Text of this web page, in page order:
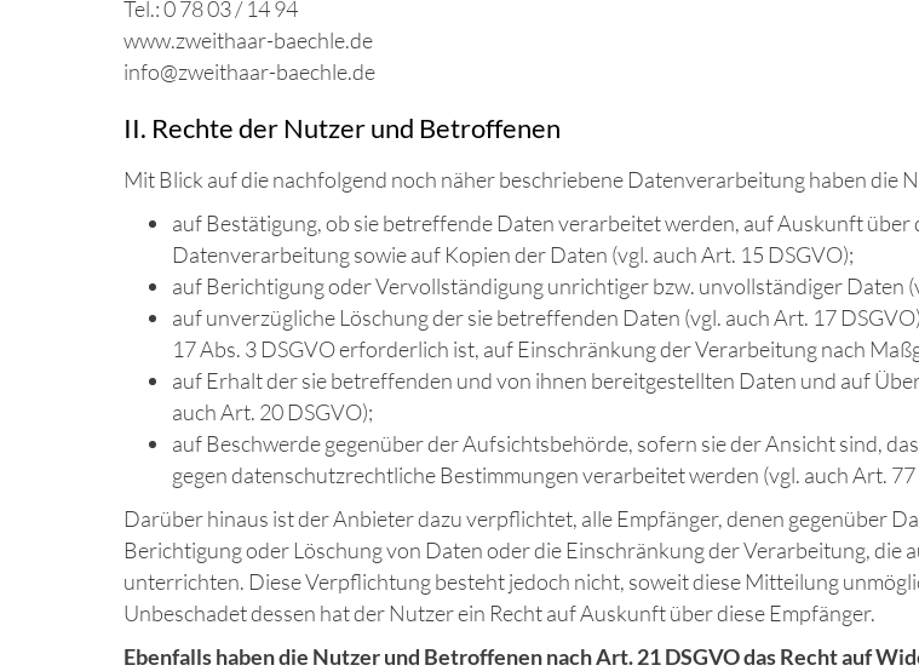
Tel.: 0 78 03 / 14 94
www.zweithaar-baechle.de
info@zweithaar-baechle.de
II. Rechte der Nutzer und Betroffenen
Mit Blick auf die nachfolgend noch näher beschriebene Datenverarbeitung haben die
auf Bestätigung, ob sie betreffende Daten verarbeitet werden, auf Auskunft
Datenverarbeitung sowie auf Kopien der Daten (vgl. auch Art. 15 DSGVO);
auf Berichtigung oder Vervollständigung unrichtiger bzw. unvollständiger Daten
auf unverzügliche Löschung der sie betreffenden Daten (vgl. auch Art. 17
17 Abs. 3 DSGVO erforderlich ist, auf Einschränkung der Verarbeitung nach
auf Erhalt der sie betreffenden und von ihnen bereitgestellten Daten und auf
auch Art. 20 DSGVO);
auf Beschwerde gegenüber der Aufsichtsbehörde, sofern sie der Ansicht sind,
gegen datenschutzrechtliche Bestimmungen verarbeitet werden (vgl. auch Art. 77
Darüber hinaus ist der Anbieter dazu verpflichtet, alle Empfänger, denen gegenüber
Berichtigung oder Löschung von Daten oder die Einschränkung der Verarbeitung, die
unterrichten. Diese Verpflichtung besteht jedoch nicht, soweit diese Mitteilung
Unbeschadet dessen hat der Nutzer ein Recht auf Auskunft über diese Empfänger.
Ebenfalls haben die Nutzer und Betroffenen nach Art. 21 DSGVO das Recht auf